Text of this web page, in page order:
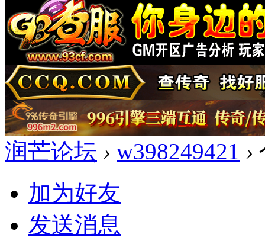
润芒论坛 › w398249421 ›
加为好友
发送消息